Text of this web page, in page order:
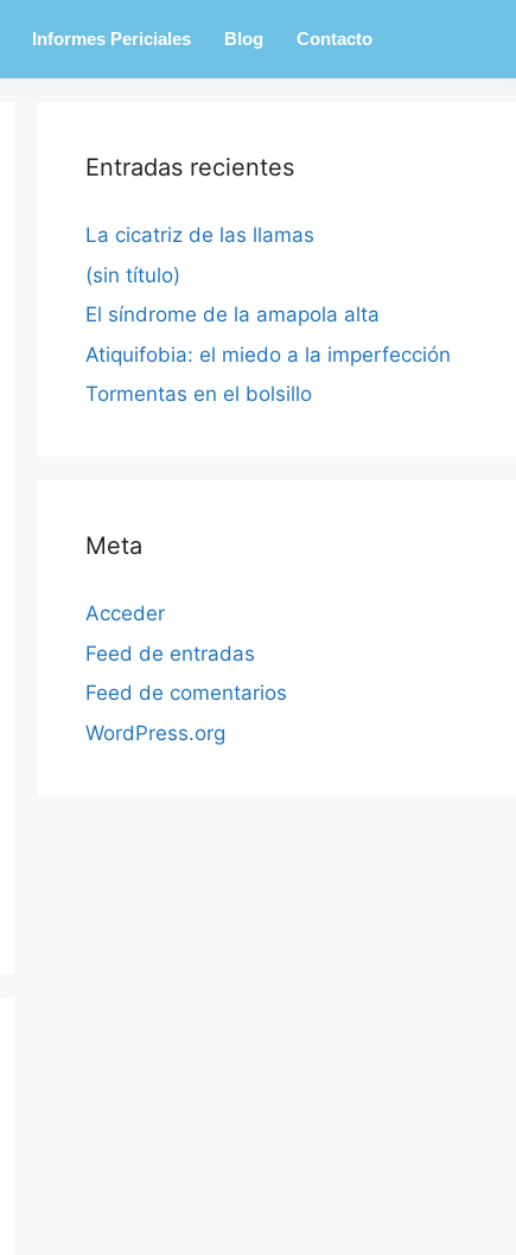
Informes Periciales Blog Contacto
Entradas recientes
La cicatriz de las llamas
(sin título)
El síndrome de la amapola alta
Atiquifobia: el miedo a la imperfección
Tormentas en el bolsillo
Meta
Acceder
Feed de entradas
Feed de comentarios
WordPress.org